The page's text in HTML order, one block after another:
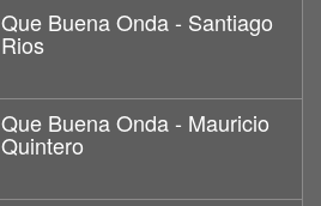
Que Buena Onda - Santiago
Rios
Que Buena Onda - Mauricio
Quintero